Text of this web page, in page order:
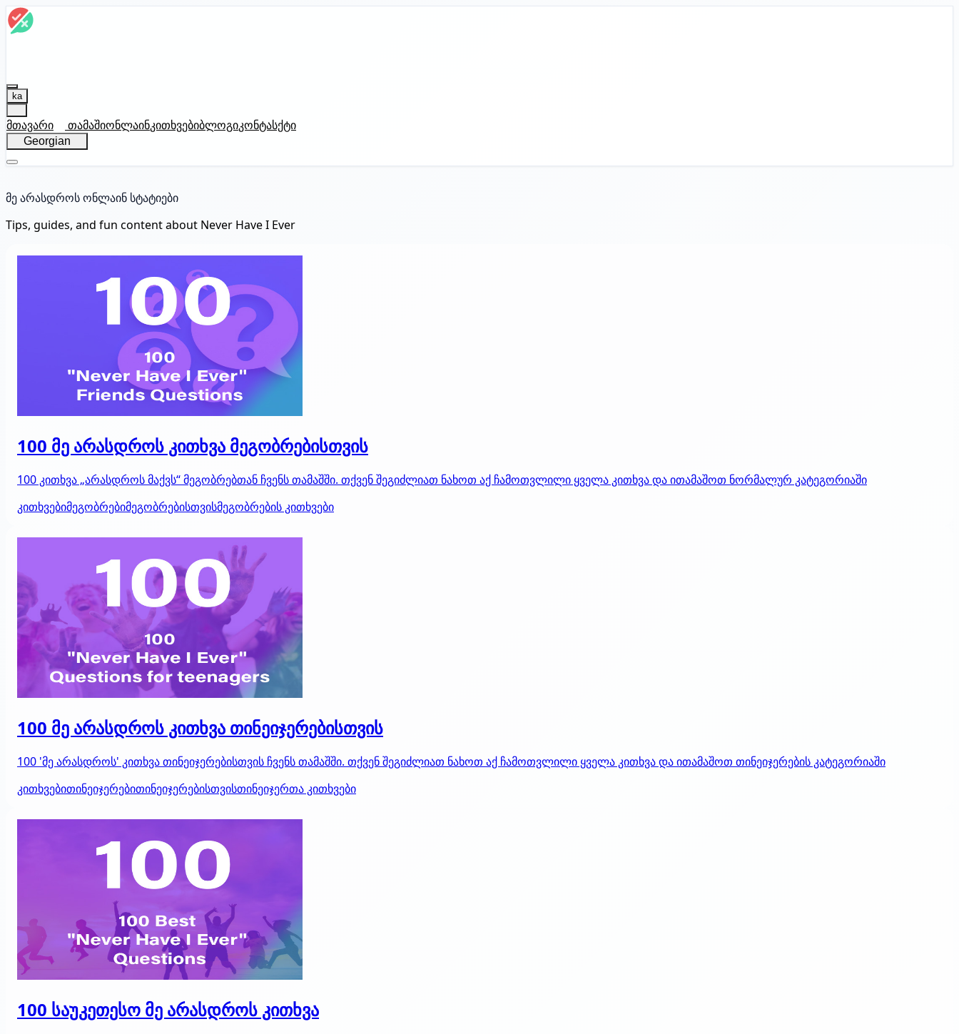
ka
მთავარი თამაშიონლაინკითხვებიბლოგიკონტასქტი
Georgian
მე არასდროს ონლაინ სტატიები
Tips, guides, and fun content about Never Have I Ever
100 მე არასდროს კითხვა მეგობრებისთვის
100 კითხვა „არასდროს მაქვს“ მეგობრებთან ჩვენს თამაშში. თქვენ შეგიძლიათ ნახოთ აქ ჩამოთვლილი ყველა კითხვა და ითამაშოთ ნორმალურ კატეგორიაში
კითხვებიმეგობრებიმეგობრებისთვისმეგობრების კითხვები
100 მე არასდროს კითხვა თინეიჯერებისთვის
100 'მე არასდროს' კითხვა თინეიჯერებისთვის ჩვენს თამაშში. თქვენ შეგიძლიათ ნახოთ აქ ჩამოთვლილი ყველა კითხვა და ითამაშოთ თინეიჯერების კატეგორიაში
კითხვებითინეიჯერებითინეიჯერებისთვისთინეიჯერთა კითხვები
100 საუკეთესო მე არასდროს კითხვა